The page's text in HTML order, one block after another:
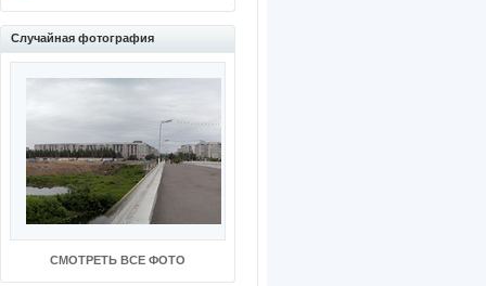
Случайная фотография
СМОТРЕТЬ ВСЕ ФОТО